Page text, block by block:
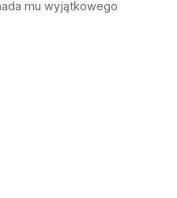
mu wyjątkowego